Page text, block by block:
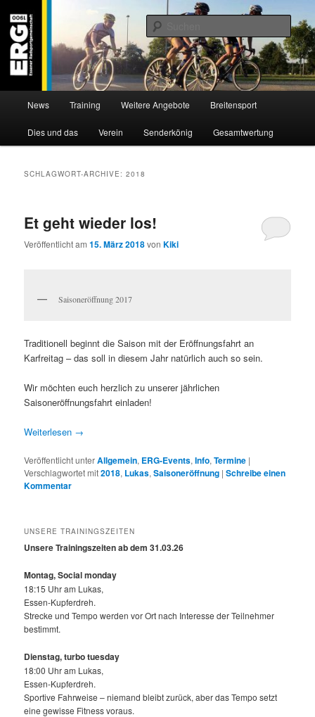
Inhalt
wechseln
sekundären
Inhalt
wechselnERG 1900 e.V
Willkommen bei der Essener Radsportgemeinschaft
News Training Weitere Angebote Breitensport
Dies und das Verein Senderkönig Gesamtwertung
SCHLAGWORT-ARCHIVE:2018
Et geht wieder los!
Veröffentlicht am15. März 2018vonKiki
Saisoneröffnung 2017
Traditionell beginnt die Saison mit der Eröffnungsfahrt an
Karfreitag – das soll in diesem Jahr natürlich auch so sein.
Wir möchten euch herzlich zu unserer jährlichen
Saisoneröffnungsfahrt einladen!
Weiterlesen →
Veröffentlicht unterAllgemein, ERG-Events,Info,Termine |
Verschlagwortet mit2018, Lukas,Saisoneröffnung |Schreibe einen
Kommentar
UNSERE TRAININGSZEITEN
Unsere Trainingszeiten ab dem 31.03.26
Montag, Social monday
18:15 Uhr am Lukas,
Essen-Kupferdreh.
Strecke und Tempo werden vor Ort nach Interesse der Teilnehmer
bestimmt.
Dienstag, turbo tuesday
18:00 Uhr am Lukas,
Essen-Kupferdreh.
Sportive Fahrweise – niemand bleibt zurück, aber das Tempo setzt
eine gewisse Fitness voraus.